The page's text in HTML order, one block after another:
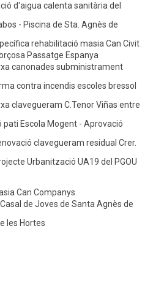
d'aigua calenta sanitària del
- Piscina de Sta. Agnès de
rehabilitació masia Can Civit
Passatge Espanya
canonades subministrament
contra incendis escoles bressol
clavegueram C.Tenor Viñas entre
Escola Mogent - Aprovació
clavegueram residual Crer.
Urbanització UA19 del PGOU
Can Companys
de Joves de Santa Agnès de
les Hortes